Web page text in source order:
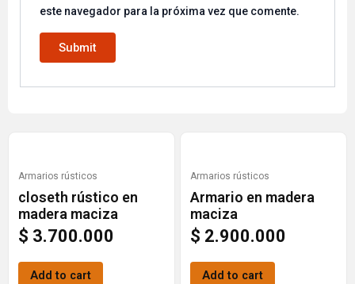
este navegador para la próxima vez que comente.
Armarios rústicos
closeth rústico en
madera maciza
$ 3.700.000
Add to cart
Armarios rústicos
Armario en madera
maciza
$ 2.900.000
Add to cart